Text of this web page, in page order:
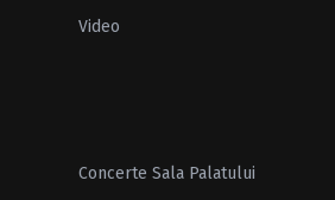
Video
Concerte Sala Palatului